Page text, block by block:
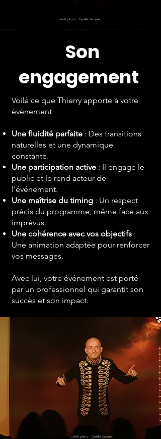
crédit photo : Cyrielle Jacques
Son
engagement
Voilà ce que Thierry apporte à votre
événement
Une fluidité parfaite : Des transitions
naturelles et une dynamique
constante.
Une participation active : Il engage le
public et le rend acteur de
l'événement.
Une maîtrise du timing : Un respect
précis du programme, même face aux
imprévus.
Une cohérence avec vos objectifs :
Une animation adaptée pour renforcer
vos messages.
Avec lui, votre événement est porté
par un professionnel qui garantit son
succès et son impact.
crédit photo : Cyrielle Jacques